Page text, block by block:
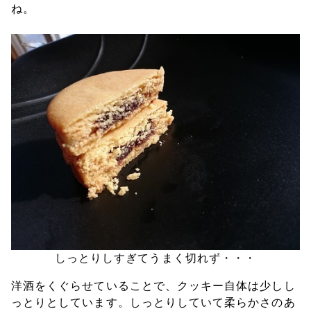
ね。
しっとりしすぎてうまく切れず・・・
洋酒をくぐらせていることで、クッキー自体は少しし
っとりとしています。しっとりしていて柔らかさのあ